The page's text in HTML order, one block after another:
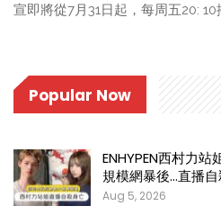
宣即將從7月31日起，每周五20: 10
Popular Now
ENHYPEN西村力
規模網暴後…直播
Aug 5, 2026